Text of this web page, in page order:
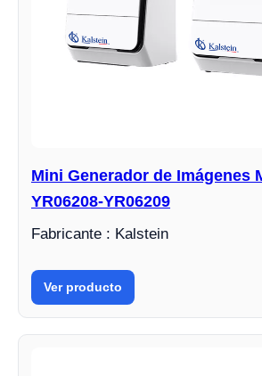
Mini Generador de Imágenes
YR06208-YR06209
Fabricante : Kalstein
Ver producto